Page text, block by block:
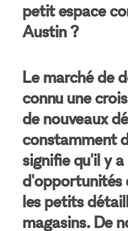
petit espace
Austin ?
Le marché de
connu une
de nouveaux
constamment
signifie qu'il y a
d'opportunités
les petits
magasins. De